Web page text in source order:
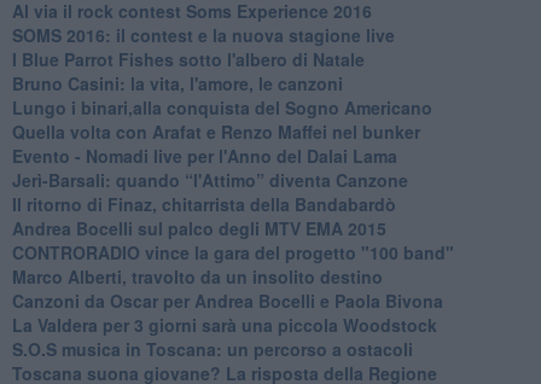
​Al via il rock contest Soms Experience 2016
​SOMS 2016: il contest e la nuova stagione live
I Blue Parrot Fishes sotto l'albero di Natale
Bruno Casini: la vita, l'amore, le canzoni
​Lungo i binari,alla conquista del Sogno Americano
​Quella volta con Arafat e Renzo Maffei nel bunker
​Evento - Nomadi live per l'Anno del Dalai Lama
Jerì-Barsali: quando “l'Attimo” diventa Canzone
Il ritorno di Finaz, chitarrista della Bandabardò
Andrea Bocelli sul palco degli MTV EMA 2015
CONTRORADIO vince la gara del progetto "100 band"
Marco Alberti, travolto da un insolito destino
Canzoni da Oscar per Andrea Bocelli e Paola Bivona
La Valdera per 3 giorni sarà una piccola Woodstock
S.O.S musica in Toscana: un percorso a ostacoli
​Toscana suona giovane? La risposta della Regione